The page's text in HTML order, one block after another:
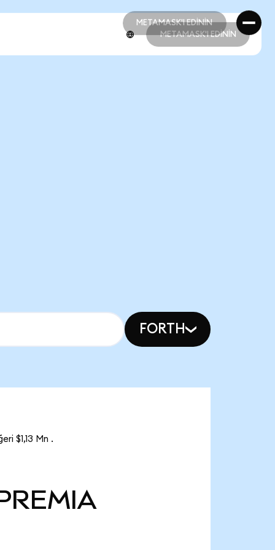
METAMASK'I EDİNİN
METAMASK'I EDİNİN
METAMASK'I EDİNİN
FORTH
$1,13 Mn .